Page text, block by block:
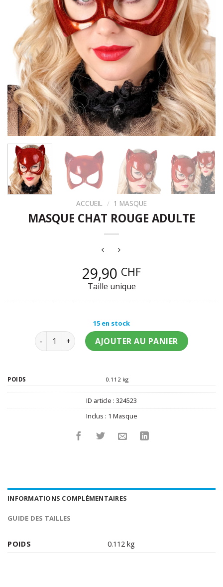
ACCUEIL / 1 MASQUE
MASQUE CHAT ROUGE ADULTE
29,90 CHF
Taille unique
15 en stock
quantité de Masque chat rouge adulte
AJOUTER AU PANIER
POIDS 0.112 kg
ID article : 324523
Inclus : 1 Masque
INFORMATIONS COMPLÉMENTAIRES
GUIDE DES TAILLES
POIDS 0.112 kg